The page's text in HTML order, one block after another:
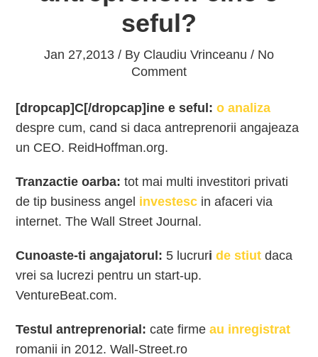
seful?
Jan 27,2013 / By Claudiu Vrinceanu / No
Comment
[dropcap]C[/dropcap] ine e seful:o analiza
despre cum, cand si daca antreprenorii angajeaza
un CEO. ReidHoffman.org.
Tranzactie oarba: tot mai multi investitori privati
de tip business angel investesc in afaceri via
internet. The Wall Street Journal.
Cunoaste-ti angajatorul: 5 lucruride stiut daca
vrei sa lucrezi pentru un start-up.
VentureBeat.com.
Testul antreprenorial: cate firmeau inregistrat
romanii in 2012. Wall-Street.ro